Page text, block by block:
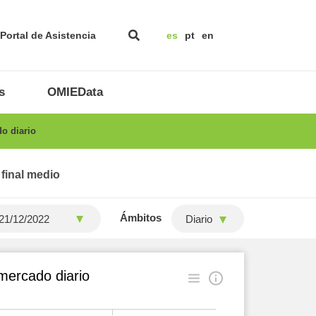
Portal de Asistencia es pt en
OMIEData
diario
medio
Ámbitos Diario
diario